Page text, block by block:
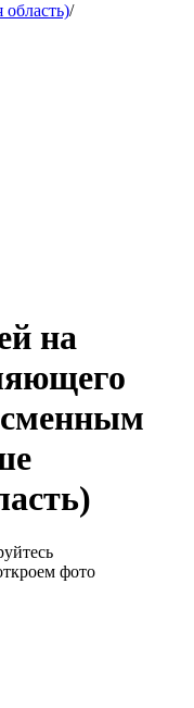
/
на
сменным
фото